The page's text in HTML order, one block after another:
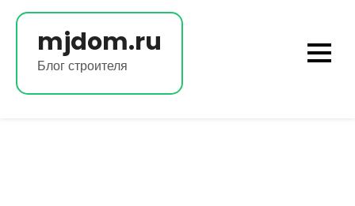
Перейти
содержимомуmjdom.ru
Блог строителя